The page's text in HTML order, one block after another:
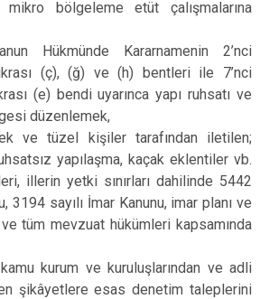
bölgeleme etüt çalışmalarına
Hükmünde Kararnamenin 2’nci
(ç), (ğ) ve (h) bentleri ile 7’nci
(e) bendi uyarınca yapı ruhsatı ve
düzenlemek,
ve tüzel kişiler tarafından iletilen;
yapılaşma, kaçak eklentiler vb.
illerin yetki sınırları dahilinde 5442
3194 sayılı İmar Kanunu, imar planı ve
tüm mevzuat hükümleri kapsamında
kurum ve kuruluşlarından ve adli
şikâyetlere esas denetim taleplerini